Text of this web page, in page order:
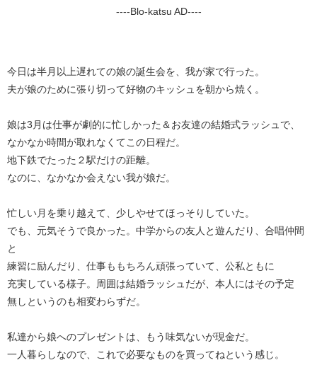
----Blo-katsu AD----
今日は半月以上遅れての娘の誕生会を、我が家で行った。
夫が娘のために張り切って好物のキッシュを朝から焼く。
娘は3月は仕事が劇的に忙しかった＆お友達の結婚式ラッシュで、
なかなか時間が取れなくてこの日程だ。
地下鉄でたった２駅だけの距離。
なのに、なかなか会えない我が娘だ。
忙しい月を乗り越えて、少しやせてほっそりしていた。
でも、元気そうで良かった。中学からの友人と遊んだり、合唱仲間
と
練習に励んだり、仕事ももちろん頑張っていて、公私ともに
充実している様子。周囲は結婚ラッシュだが、本人にはその予定
無しというのも相変わらずだ。
私達から娘へのプレゼントは、もう味気ないが現金だ。
一人暮らしなので、これで必要なものを買ってねという感じ。